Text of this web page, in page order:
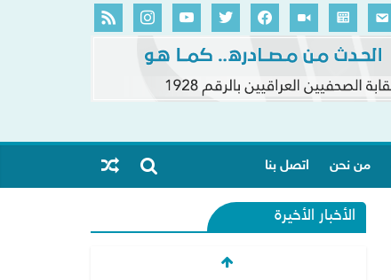
من نحن اتصل بنا
الأخبار الأخيرة